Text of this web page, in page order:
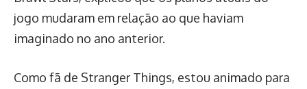
jogo mudaram em relação ao que haviam
imaginado no ano anterior.
Como fã de Stranger Things, estou animado para